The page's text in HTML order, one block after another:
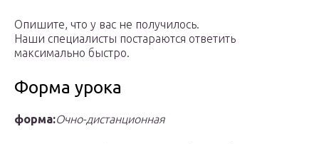
Опишите, что у вас не получилось.
Наши специалисты постараются ответить
максимально быстро.
Форма урока
форма:Очно-дистанционная